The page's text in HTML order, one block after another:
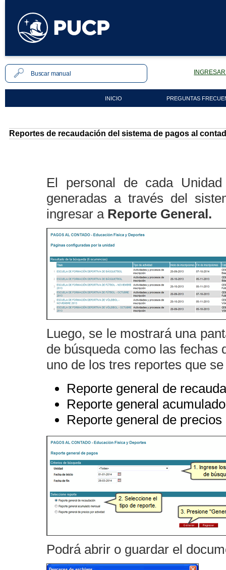
INICIO PREGUNTAS
Reportes de recaudación del sistema de pagos al
El personal de cada
generadas a través del
ingresar a Reporte General.
Luego, se le mostrará una
de búsqueda como las fechas
uno de los tres reportes que
Reporte general de
Reporte general
Reporte general de
Podrá abrir o guardar el